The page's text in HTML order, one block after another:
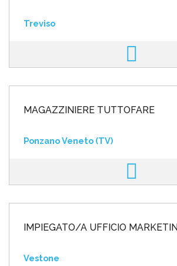
Treviso
MAGAZZINIERE TUTTOFARE
Ponzano Veneto (TV)
IMPIEGATO/A UFFICIO
Vestone